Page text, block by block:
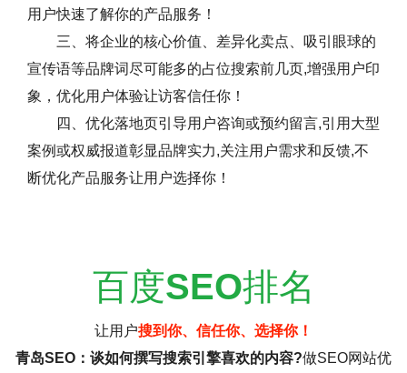
用户快速了解你的产品服务！
三、将企业的核心价值、差异化卖点、吸引眼球的
宣传语等品牌词尽可能多的占位搜索前几页,增强用户印
象，优化用户体验让访客信任你！
四、优化落地页引导用户咨询或预约留言,引用大型
案例或权威报道彰显品牌实力,关注用户需求和反馈,不
断优化产品服务让用户选择你！
百度SEO排名
让用户搜到你、信任你、选择你！
青岛SEO：谈如何撰写搜索引擎喜欢的内容?做SEO网站优